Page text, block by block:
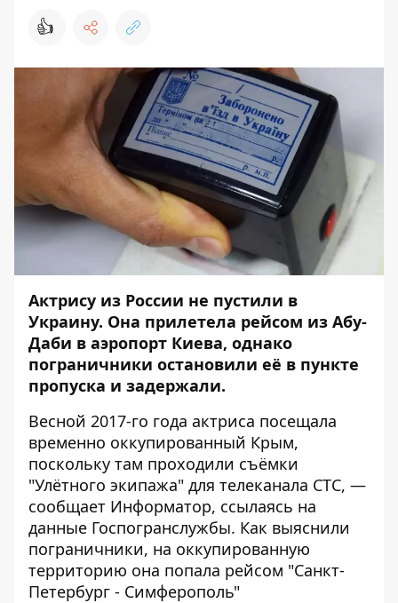
👍
Актрису из России не пустили в
Украину. Она прилетела рейсом из Абу-
Даби в аэропорт Киева, однако
пограничники остановили её в пункте
пропуска и задержали.
Весной 2017-го года актриса посещала
временно оккупированный Крым,
поскольку там проходили съёмки
"Улётного экипажа" для телеканала СТС, —
сообщает Информатор, ссылаясь на
данные Госпогранслужбы. Как выяснили
пограничники, на оккупированную
территорию она попала рейсом "Санкт-
Петербург - Симферополь"